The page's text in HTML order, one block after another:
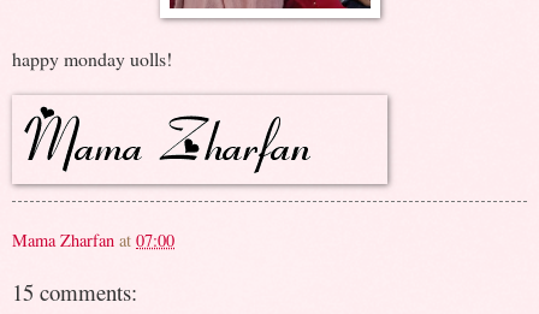
happy monday uolls!
Mama Zharfan at 07:00
15 comments: